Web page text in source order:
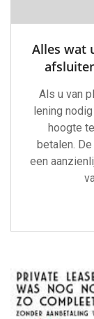
Alles wat
Als u van
lening
hoogte
betalen.
een